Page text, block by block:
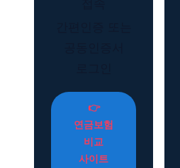
👉
연금보험
비교
사이트